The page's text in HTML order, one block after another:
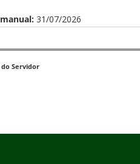
31/07/2026
Servidor